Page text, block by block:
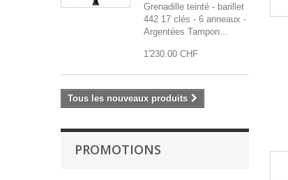
Grenadille teinté - barillet
442 17 clés - 6 anneaux -
Argentées Tampon...
1'230.00 CHF
Tous les nouveaux produits
PROMOTIONS